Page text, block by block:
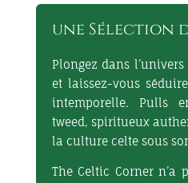
une Sélection
Plongez dans
et laissez-vous
intemporelle. Pulls
tweed, spiritueux
la culture celte sous
The Celtic Corner n’a